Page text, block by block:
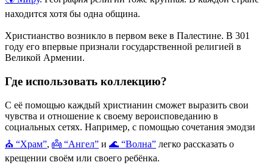
находится хотя бы одна община.
Христианство возникло в первом веке в Палестине. В 301
году его впервые признали государственной религией в
Великой Армении.
Где использовать коллекцию?
С её помощью каждый христианин сможет выразить свои
чувства и отношение к своему вероисповеданию в
социальных сетях. Например, с помощью сочетания эмодзи
⛪ “Храм”, 👼 “Ангел” и 🌊 “Волна” легко рассказать о
крещении своём или своего ребёнка.